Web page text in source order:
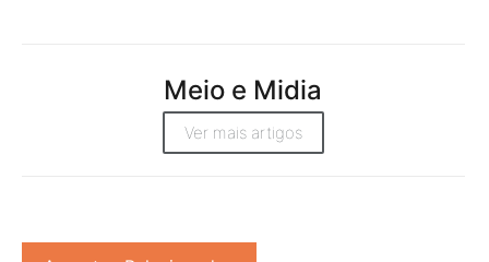
Meio e Midia
Ver mais artigos